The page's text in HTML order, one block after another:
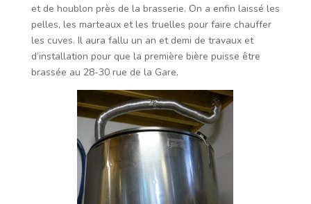
et de houblon près de la brasserie. On a enfin laissé les
pelles, les marteaux et les truelles pour faire chauffer
les cuves. Il aura fallu un an et demi de travaux et
d’installation pour que la première bière puisse être
brassée au 28-30 rue de la Gare.